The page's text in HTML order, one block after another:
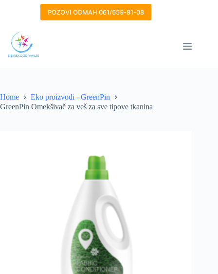
POZOVI ODMAH 061/659-81-08
Home
Eko proizvodi - GreenPin
GreenPin Omekšivač za veš za sve tipove tkanina